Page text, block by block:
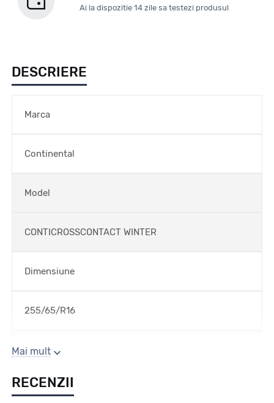
Ai la dispozitie 14 zile sa testezi produsul
DESCRIERE
Marca
Continental
Model
CONTICROSSCONTACT WINTER
Dimensiune
255/65/R16
Sezon
Iarna
Mai mult
RECENZII